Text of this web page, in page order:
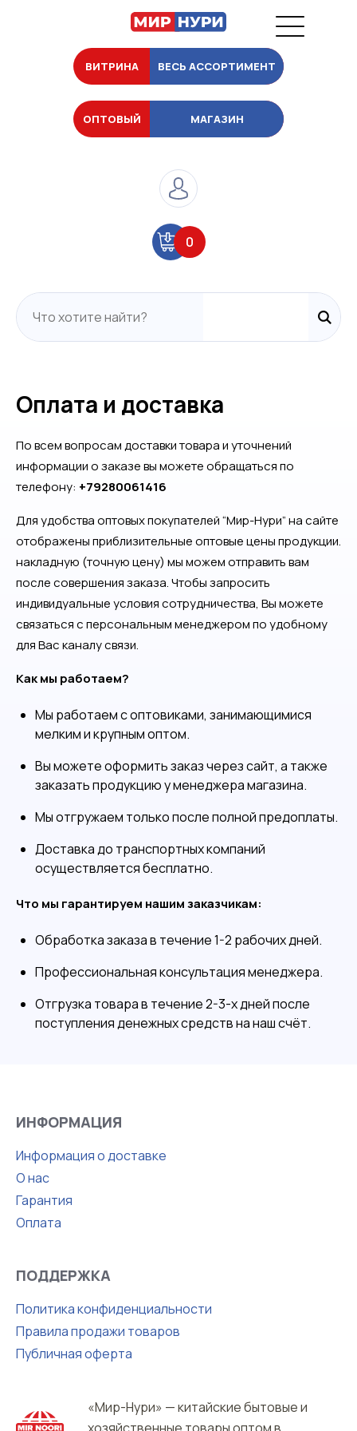
ВИТРИНА ВЕСЬ АССОРТИМЕНТ
ОПТОВЫЙ МАГАЗИН
0
Оплата и доставка
По всем вопросам доставки товара и уточнений
информации о заказе вы можете обращаться по
телефону: +79280061416
Для удобства оптовых покупателей “Мир-Нури” на сайте
отображены приблизительные оптовые цены продукции.
накладную (точную цену) мы можем отправить вам
после совершения заказа. Чтобы запросить
индивидуальные условия сотрудничества, Вы можете
связаться с персональным менеджером по удобному
для Вас каналу связи.
Как мы работаем?
Мы работаем с оптовиками, занимающимися
мелким и крупным оптом.
Вы можете оформить заказ через сайт, а также
заказать продукцию у менеджера магазина.
Мы отгружаем только после полной предоплаты.
Доставка до транспортных компаний
осуществляется бесплатно.
Что мы гарантируем нашим заказчикам:
Обработка заказа в течение 1-2 рабочих дней.
Профессиональная консультация менеджера.
Отгрузка товара в течение 2-3-х дней после
поступления денежных средств на наш счёт.
«Мир-Нури» — китайские бытовые и
ИНФОРМАЦИЯ
Информация о доставке
О нас
Гарантия
Оплата
ПОДДЕРЖКА
Политика конфиденциальности
Правила продажи товаров
Публичная оферта